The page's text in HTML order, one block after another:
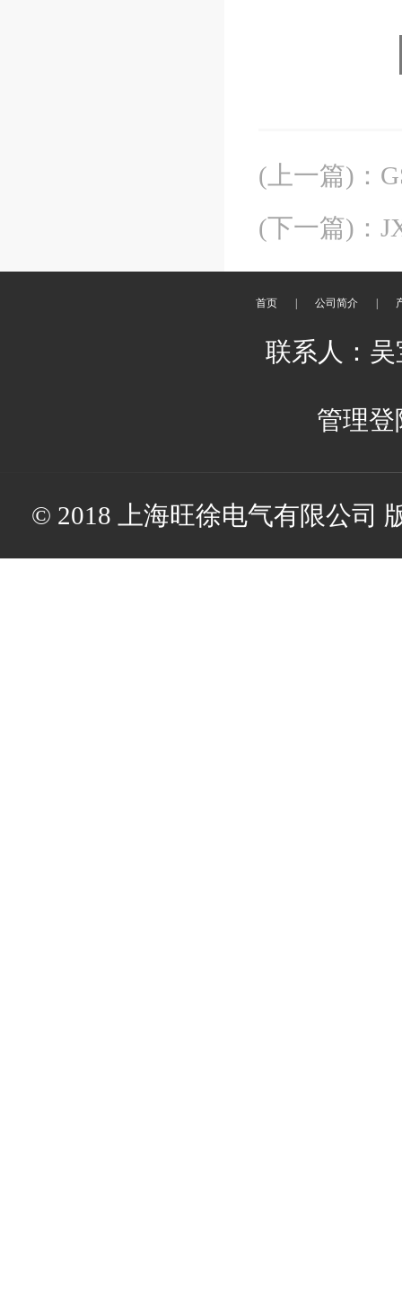
(上一篇) ：
(下一篇) ：
首页 公司简介
联系人：
管理登
© 2018 上海旺徐电气有限公司